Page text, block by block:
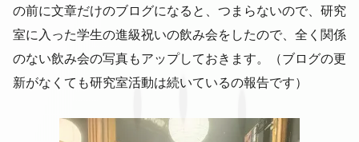
の前に文章だけのブログになると、つまらないので、研究
室に入った学生の進級祝いの飲み会をしたので、全く関係
のない飲み会の写真もアップしておきます。（ブログの更
新がなくても研究室活動は続いているの報告です）